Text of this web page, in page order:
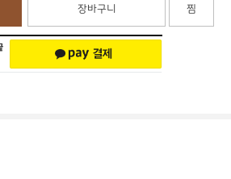
장바구니 찜